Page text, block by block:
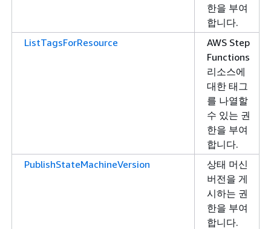
한을 부여
합니다.
ListTagsForResource
AWS Step
Functions
리소스에
대한 태그
를 나열할
수 있는 권
한을 부여
합니다.
PublishStateMachineVersion
상태 머신
버전을 게
시하는 권
한을 부여
합니다.